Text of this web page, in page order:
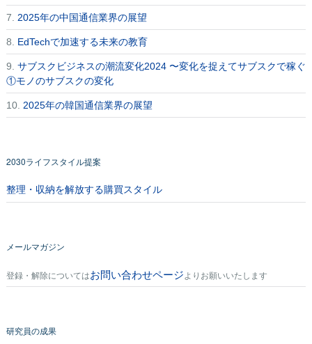
7. 2025年の中国通信業界の展望
8. EdTechで加速する未来の教育
9. サブスクビジネスの潮流変化2024 〜変化を捉えてサブスクで稼ぐ
①モノのサブスクの変化
10. 2025年の韓国通信業界の展望
2030ライフスタイル提案
整理・収納を解放する購買スタイル
メールマガジン
登録・解除についてはお問い合わせページよりお願いいたします
研究員の成果